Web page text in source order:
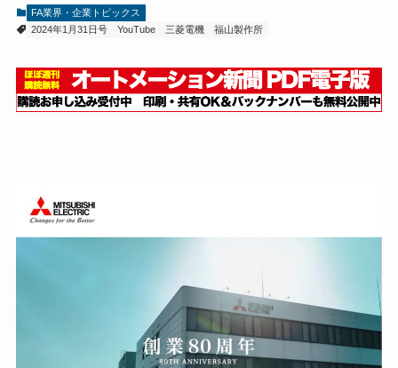
FA業界・企業トピックス
2024年1月31日号
YouTube 三菱電機 福山製作所